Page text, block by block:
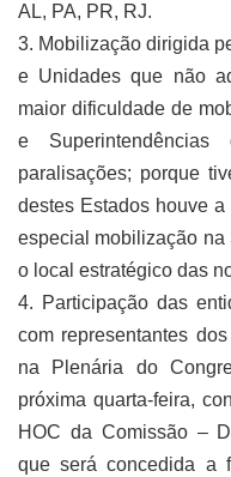
AL, PA, PR, RJ.
3. Mobilização dirigida
e Unidades que não
maior dificuldade de
e
paralisações; porque
destes Estados houve
especial mobilização na
o local estratégico das
4. Participação das
com representantes
na Plenária do
próxima quarta-feira,
HOC da Comissão –
que será concedida a